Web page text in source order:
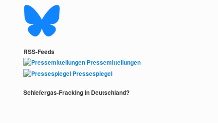
RSS-Feeds
Pressemitteilungen
Pressespiegel
Schiefergas-Fracking in Deutschland?